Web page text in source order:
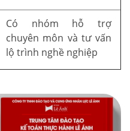
Có nhóm hỗ trợ
chuyên môn và tư vấn
lộ trình nghề nghiệp